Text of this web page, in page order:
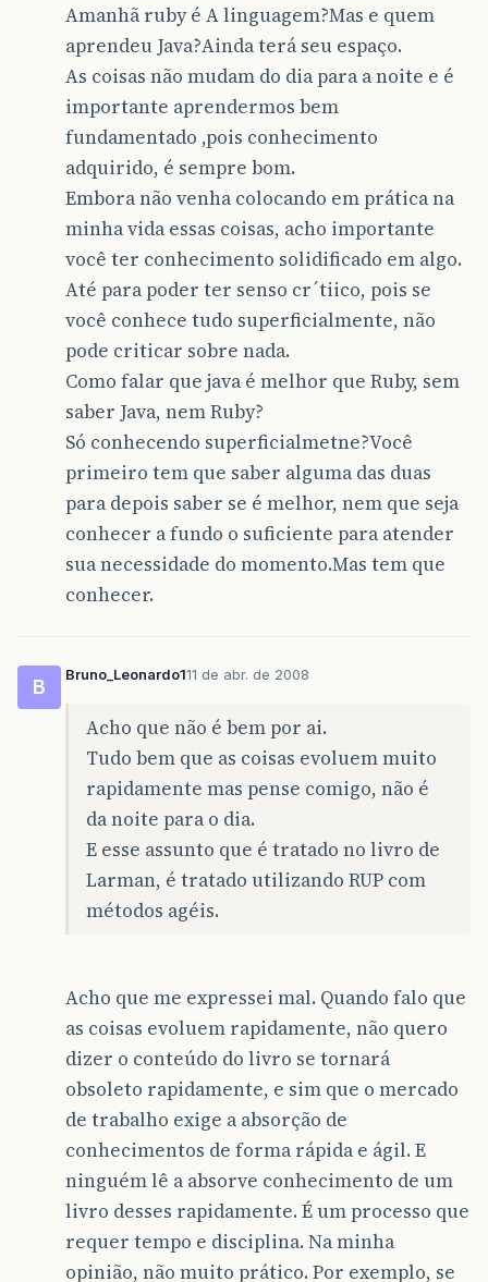
Amanhã ruby é A linguagem?Mas e quem
aprendeu Java?Ainda terá seu espaço.
As coisas não mudam do dia para a noite e é
importante aprendermos bem
fundamentado ,pois conhecimento
adquirido, é sempre bom.
Embora não venha colocando em prática na
minha vida essas coisas, acho importante
você ter conhecimento solidificado em algo.
Até para poder ter senso cr´tiico, pois se
você conhece tudo superficialmente, não
pode criticar sobre nada.
Como falar que java é melhor que Ruby, sem
saber Java, nem Ruby?
Só conhecendo superficialmetne?Você
primeiro tem que saber alguma das duas
para depois saber se é melhor, nem que seja
conhecer a fundo o suficiente para atender
sua necessidade do momento.Mas tem que
conhecer.
B
Bruno_Leonardo111 de abr. de 2008
Acho que não é bem por ai.
Tudo bem que as coisas evoluem muito
rapidamente mas pense comigo, não é
da noite para o dia.
E esse assunto que é tratado no livro de
Larman, é tratado utilizando RUP com
métodos agéis.
Acho que me expressei mal. Quando falo que
as coisas evoluem rapidamente, não quero
dizer o conteúdo do livro se tornará
obsoleto rapidamente, e sim que o mercado
de trabalho exige a absorção de
conhecimentos de forma rápida e ágil. E
ninguém lê a absorve conhecimento de um
livro desses rapidamente. É um processo que
requer tempo e disciplina. Na minha
opinião, não muito prático. Por exemplo, se